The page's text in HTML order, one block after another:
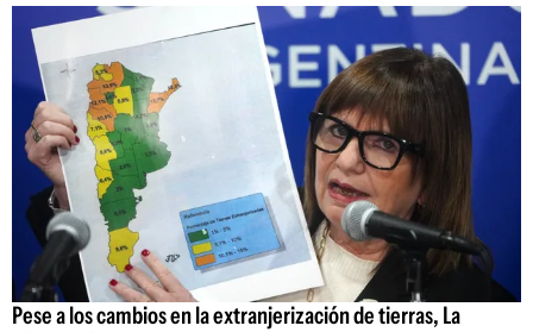
Pese a los cambios en la extranjerización de tierras, La